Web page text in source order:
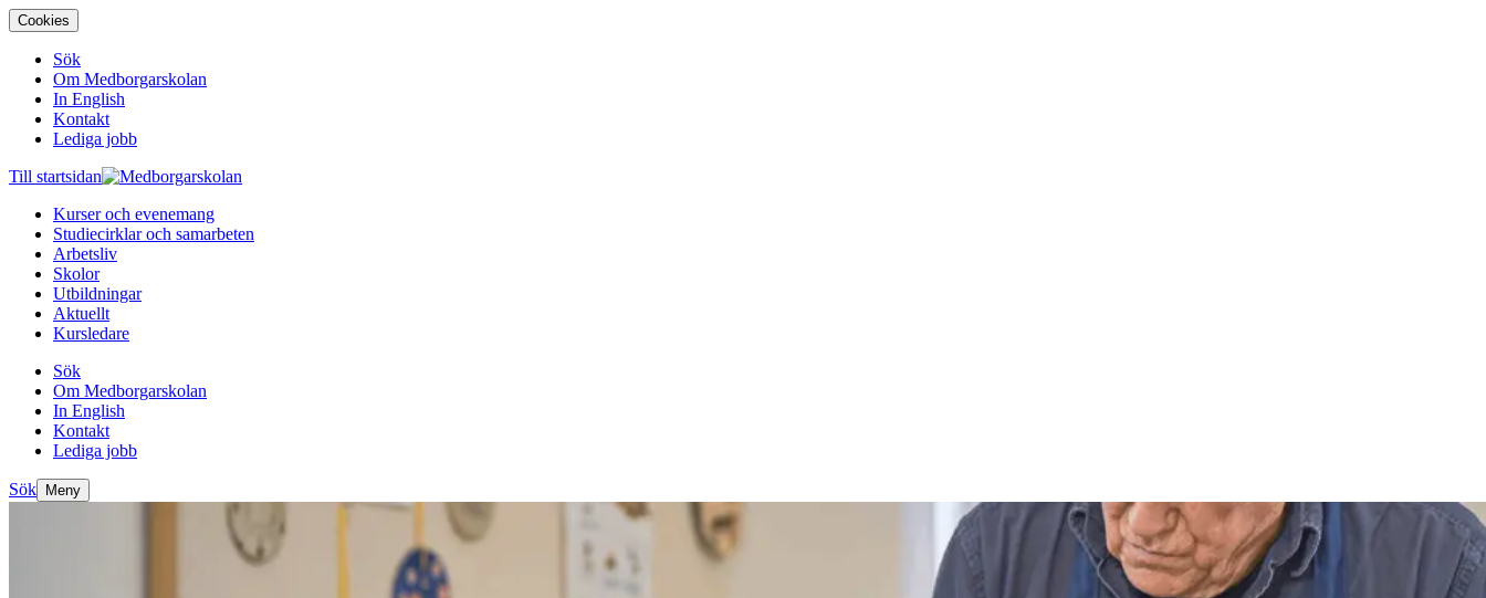
Cookies
Sök
Om Medborgarskolan
In English
Kontakt
Lediga jobb
Till startsidan
Kurser och evenemang
Studiecirklar och samarbeten
Arbetsliv
Skolor
Utbildningar
Aktuellt
Kursledare
Sök
Om Medborgarskolan
In English
Kontakt
Lediga jobb
Sök Meny